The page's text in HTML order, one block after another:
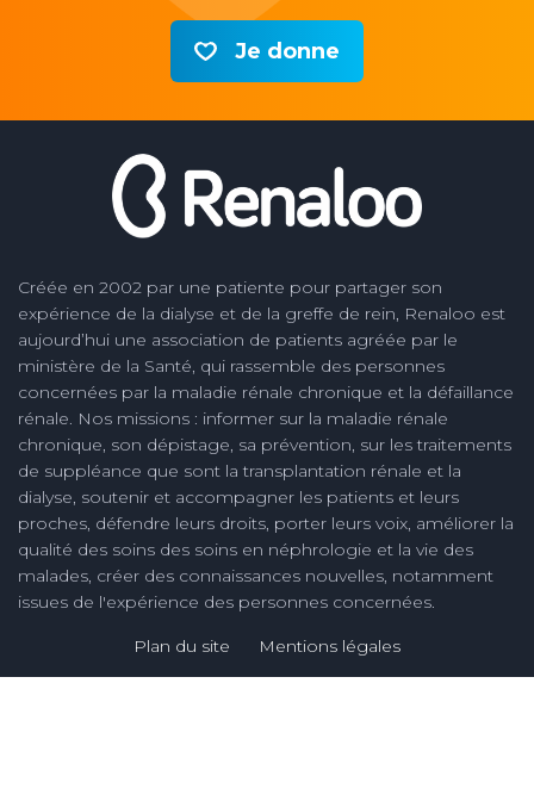
Je donne
Créée en 2002 par une patiente pour partager son
expérience de la dialyse et de la greffe de rein, Renaloo est
aujourd’hui une association de patients agréée par le
ministère de la Santé, qui rassemble des personnes
concernées par la maladie rénale chronique et la défaillance
rénale. Nos missions : informer sur la maladie rénale
chronique, son dépistage, sa prévention, sur les traitements
de suppléance que sont la transplantation rénale et la
dialyse, soutenir et accompagner les patients et leurs
proches, défendre leurs droits, porter leurs voix, améliorer la
qualité des soins des soins en néphrologie et la vie des
malades, créer des connaissances nouvelles, notamment
issues de l'expérience des personnes concernées.
Plan du site Mentions légales